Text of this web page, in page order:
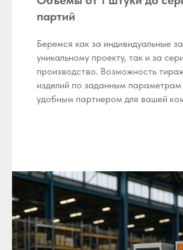
партий
Беремся как за индивидуальные
уникальному проекту, так и за
производство. Возможность
изделий по заданным параметрам
удобным партнером для вашей